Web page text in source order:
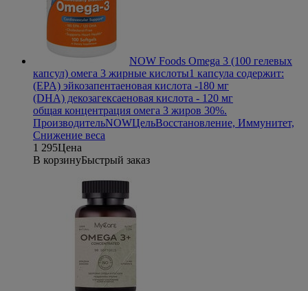
NOW Foods Omega 3 (100 гелевых
капсул) омега 3 жирные кислоты1 капсула содержит:
(EPA) эйкозапентаеновая кислота -180 мг
(DHA) декозагексаеновая кислота - 120 мг
общая концентрация омега 3 жиров 30%.
ПроизводительNOWЦельВосстановление, Иммунитет,
Снижение веса
1 295Цена
В корзинуБыстрый заказ